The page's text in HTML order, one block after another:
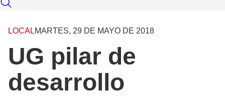
LOCALMARTES, 29 DE MAYO DE 2018
UG pilar de
desarrollo